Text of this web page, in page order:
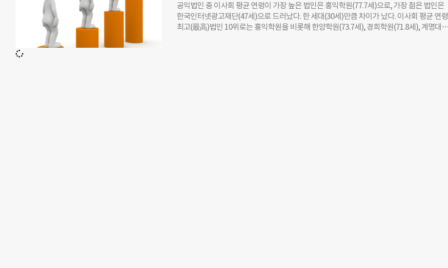
공익법인 중 이사회 평균 연령이 가장 높은 법인은 홍익학원(77.7세)으로, 가장 젊은 법인은
한국인터넷광고재단(47세)으로 드러났다. 한 세대(30세)만큼 차이가 났다. 이사회 평균 연령
최고(最高)법인 10위로는 홍익학원을 비롯해 한양학원(73.7세), 경희학원(71.8세), 계명대